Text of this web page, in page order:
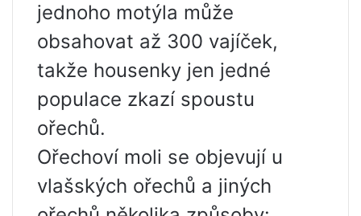
jednoho motýla může
obsahovat až 300 vajíček,
takže housenky jen jedné
populace zkazí spoustu
ořechů.
Ořechoví moli se objevují u
vlašských ořechů a jiných